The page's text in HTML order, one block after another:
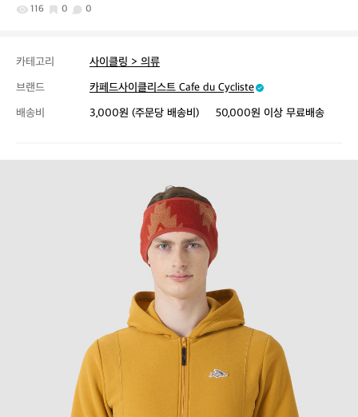
116 0 0
카테고리
사이클링 > 의류
브랜드
카페드사이클리스트 Cafe du Cycliste
배송비
3,000원 (주문당 배송비) 50,000원 이상 무료배송